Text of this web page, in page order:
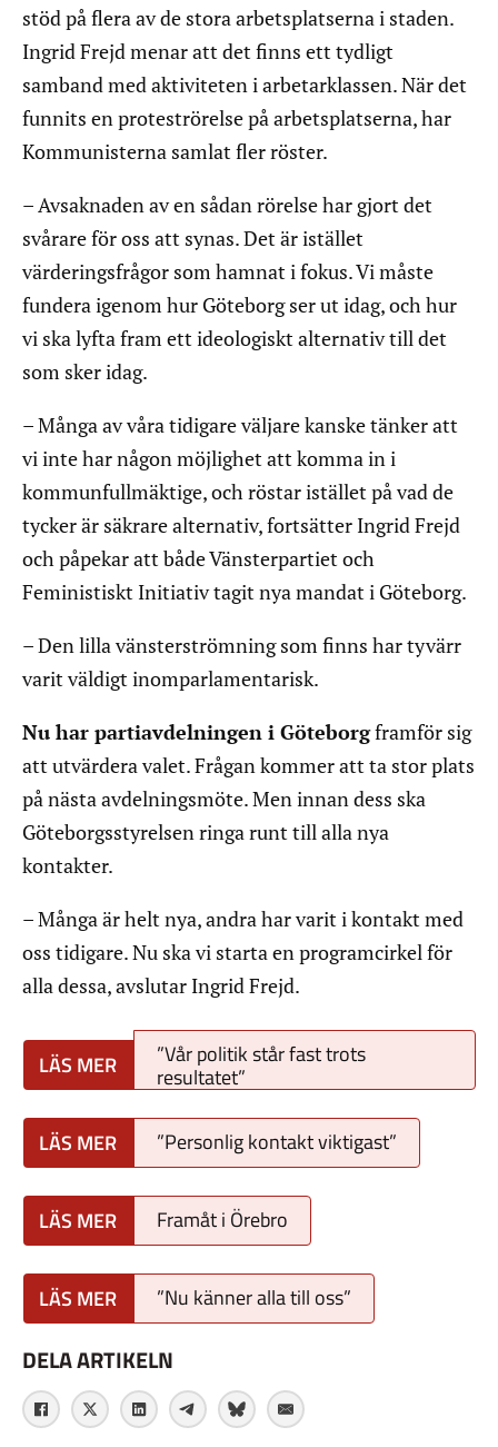
stöd på flera av de stora arbetsplatserna i staden.
Ingrid Frejd menar att det finns ett tydligt
samband med aktiviteten i arbetarklassen. När det
funnits en proteströrelse på arbetsplatserna, har
Kommunisterna samlat fler röster.
– Avsaknaden av en sådan rörelse har gjort det
svårare för oss att synas. Det är istället
värderingsfrågor som hamnat i fokus. Vi måste
fundera igenom hur Göteborg ser ut idag, och hur
vi ska lyfta fram ett ideologiskt alternativ till det
som sker idag.
– Många av våra tidigare väljare kanske tänker att
vi inte har någon möjlighet att komma in i
kommunfullmäktige, och röstar istället på vad de
tycker är säkrare alternativ, fortsätter Ingrid Frejd
och påpekar att både Vänsterpartiet och
Feministiskt Initiativ tagit nya mandat i Göteborg.
– Den lilla vänsterströmning som finns har tyvärr
varit väldigt inomparlamentarisk.
Nu har partiavdelningen i Göteborgframför sig
att utvärdera valet. Frågan kommer att ta stor plats
på nästa avdelningsmöte. Men innan dess ska
Göteborgsstyrelsen ringa runt till alla nya
kontakter.
– Många är helt nya, andra har varit i kontakt med
oss tidigare. Nu ska vi starta en programcirkel för
alla dessa, avslutar Ingrid Frejd.
”Vår politik står fast trots
resultatet”
”Personlig kontakt viktigast”
Framåt i Örebro
”Nu känner alla till oss”
DELA ARTIKELN